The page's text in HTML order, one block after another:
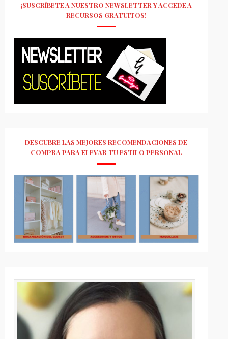
¡SUSCRÍBETE A NUESTRO NEWSLETTER Y ACCEDE A
RECURSOS GRATUITOS!
DESCUBRE LAS MEJORES RECOMENDACIONES DE
COMPRA PARA ELEVAR TU ESTILO PERSONAL